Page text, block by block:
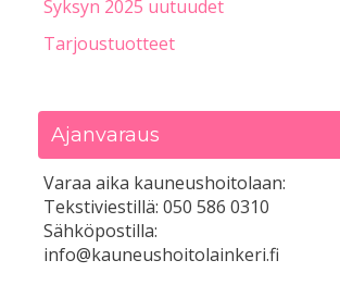
Syksyn 2025 uutuudet
Tarjoustuotteet
Ajanvaraus
Varaa aika kauneushoitolaan:
Tekstiviestillä: 050 586 0310
Sähköpostilla:
info@kauneushoitolainkeri.fi